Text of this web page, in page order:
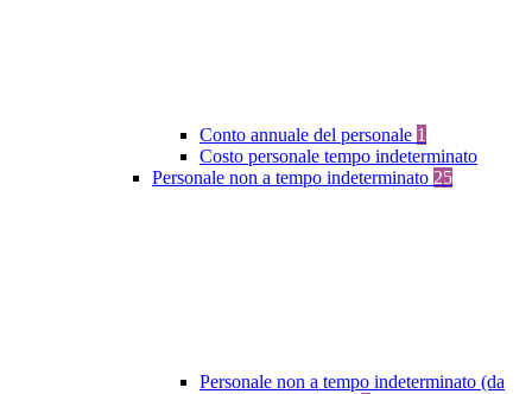
Conto annuale del personale 1
Costo personale tempo indeterminato
Personale non a tempo indeterminato 25
Personale non a tempo indeterminato (da